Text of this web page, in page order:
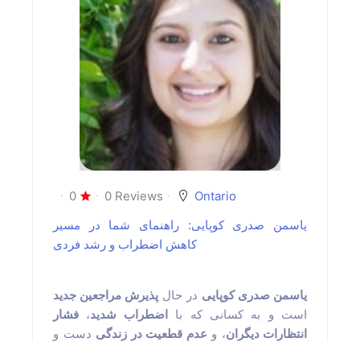
0 0 Reviews
Ontario
یاسمن صدری کوپایی: راهنمای شما در مسیر
کاهش اضطراب و رشد فردی
یاسمن صدری کوپایی در حال پذیرش مراجعین جدید
است و به کسانی که بااضطراب شدید، فشار
انتظارات دیگران، و عدم قطعیت در زندگی دست و